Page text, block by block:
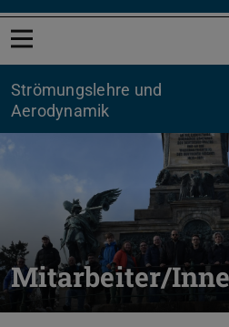
Menü öffnen
Strömungslehre und
Aerodynamik
Mitarbeiter/